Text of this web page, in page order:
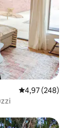
Calificación
4,97 (248)